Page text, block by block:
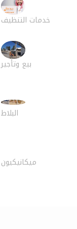
خدمات التنظيف
بيع وتأجير
البلاط
ميكانيكيون